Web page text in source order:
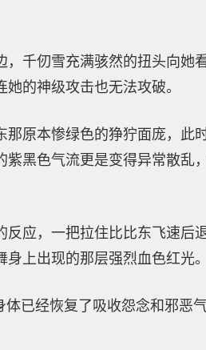
千仞雪充满骇然的扭头向她
的神级攻击也无法攻破。
原本惨绿色的狰狞面庞，此
黑色气流更是变得异常散乱
应，一把拉住比比东飞速后
上出现的那层强烈血色红光。
已经恢复了吸收怨念和邪恶